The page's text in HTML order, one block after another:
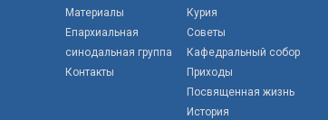
Материалы
Епархиальная
синодальная группа
Контакты
Курия
Советы
Кафедральный собор
Приходы
Посвященная жизнь
История